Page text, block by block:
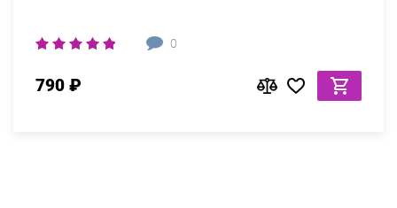
0
790 ₽